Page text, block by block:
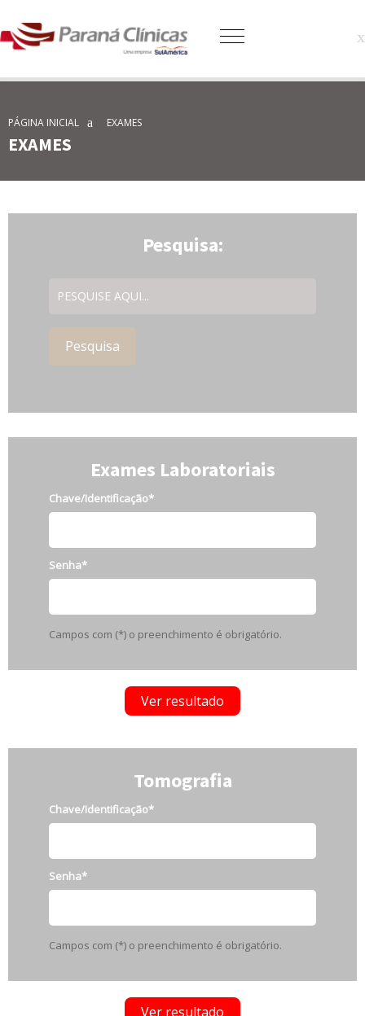
PÁGINA INICIAL EXAMES
EXAMES
Pesquisa:
Exames Laboratoriais
Chave/Identificação*
Senha*
Campos com (*) o preenchimento é obrigatório.
Ver resultado
Tomografia
Chave/Identificação*
Senha*
Campos com (*) o preenchimento é obrigatório.
Ver resultado